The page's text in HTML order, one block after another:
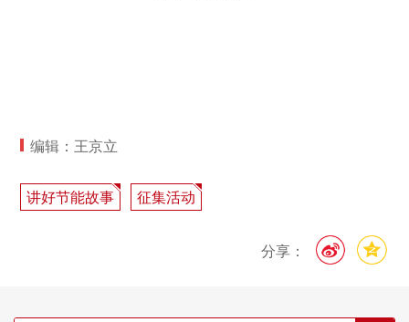
编辑：王京立
讲好节能故事 征集活动
分享：